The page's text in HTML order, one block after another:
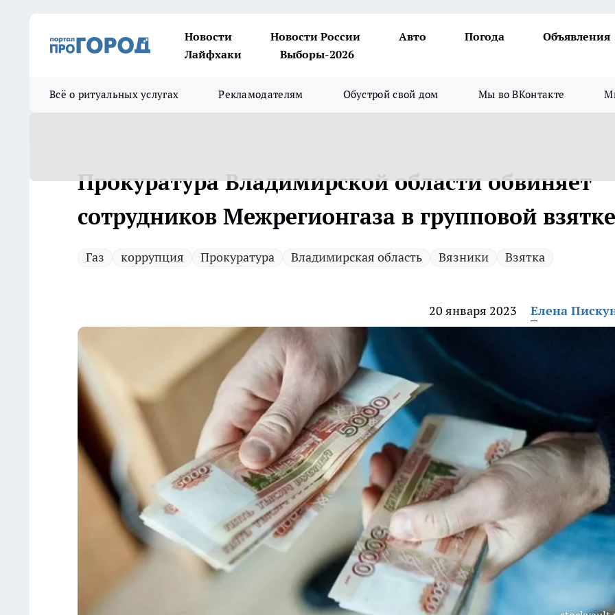
Новости Новости России Авто Погода
Объявления
Лайфхаки
Выборы-2026
Всё о ритуальных услугах Рекламодателям Обустрой свой дом Мы во ВКонтакте
Прокуратура Владимирской области обвиняет
сотрудников Межрегионгаза в групповой взятке
Газ коррупция Прокуратура Владимирская область Вязники Взятка
20 января 2023 Елена